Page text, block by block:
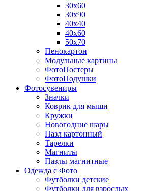
30х60
30х90
40х40
40х60
50х70
Пенокартон
Модульные картины
ФотоПостеры
ФотоПодушки
Фотоcувениры
Значки
Коврик для мыши
Кружки
Новогодние шары
Пазл картонный
Тарелки
Магниты
Пазлы магнитные
Одежда с Фото
Футболки детские
Футболки для взрослых